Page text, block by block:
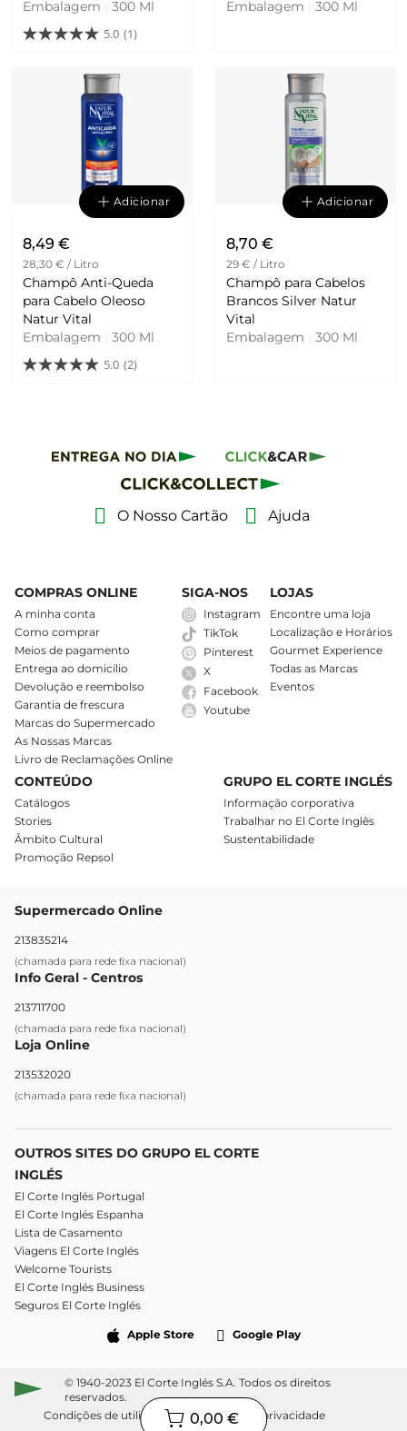
Natur Vital
Embalagem
300 Ml
5.0 (1)
Embalagem
300 Ml
Adicionar
8,49 €
28,30 € / Litro
Champô Anti-Queda
para Cabelo Oleoso
Natur Vital
Embalagem
300 Ml
5.0 (2)
Adicionar
8,70 €
29 € / Litro
Champô para Cabelos
Brancos Silver Natur
Vital
Embalagem
300 Ml
O Nosso Cartão Ajuda
COMPRAS ONLINE
A minha conta
Como comprar
Meios de pagamento
Entrega ao domicílio
Devolução e reembolso
Garantia de frescura
Marcas do Supermercado
As Nossas Marcas
Livro de Reclamações Online
SIGA-NOS
Instagram
TikTok
Pinterest
X
Facebook
Youtube
LOJAS
Encontre uma loja
Localização e Horários
Gourmet Experience
Todas as Marcas
Eventos
CONTEÚDO
Catálogos
Stories
Âmbito Cultural
Promoção Repsol
GRUPO EL CORTE INGLÉS
Informação corporativa
Trabalhar no El Corte Inglês
Sustentabilidade
Supermercado Online
213835214
(chamada para rede fixa nacional)
Info Geral - Centros
213711700
(chamada para rede fixa nacional)
Loja Online
213532020
(chamada para rede fixa nacional)
OUTROS SITES DO GRUPO EL CORTE
INGLÉS
El Corte Inglés Portugal
El Corte Inglés Espanha
Lista de Casamento
Viagens El Corte Inglés
Welcome Tourists
El Corte Inglés Business
Seguros El Corte Inglés
Apple Store Google Play
© 1940-2023 El Corte Inglés S.A. Todos os direitos
reservados.
Condições de utilização
Política de privacidade
0,00 €